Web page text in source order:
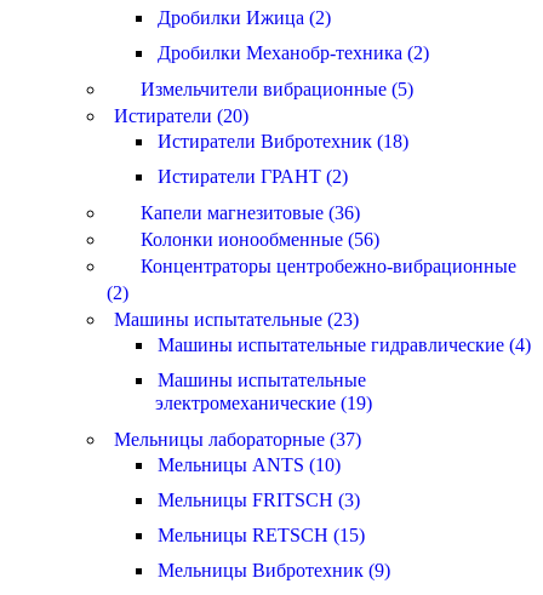
Дробилки Ижица (2)
Дробилки Механобр-техника (2)
Измельчители вибрационные (5)
Истиратели (20)
Истиратели Вибротехник (18)
Истиратели ГРАНТ (2)
Капели магнезитовые (36)
Колонки ионообменные (56)
Концентраторы центробежно-вибрационные
(2)
Машины испытательные (23)
Машины испытательные гидравлические (4)
Машины испытательные
электромеханические (19)
Мельницы лабораторные (37)
Мельницы ANTS (10)
Мельницы FRITSCH (3)
Мельницы RETSCH (15)
Мельницы Вибротехник (9)